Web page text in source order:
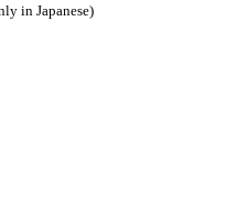
in Japanese)